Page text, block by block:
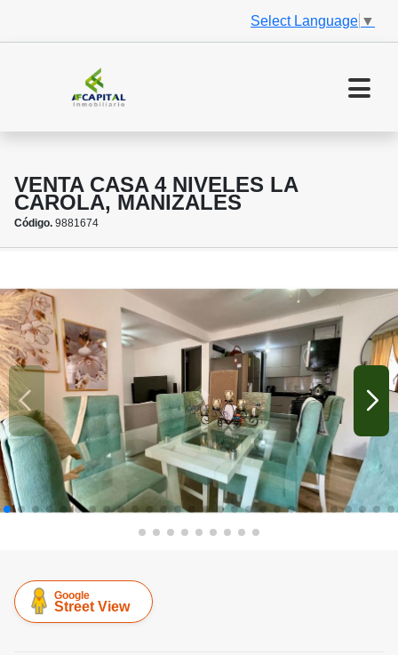
Select Language ▼
VENTA CASA 4 NIVELES LA
CAROLA, MANIZALES
Código. 9881674
Google
Street View